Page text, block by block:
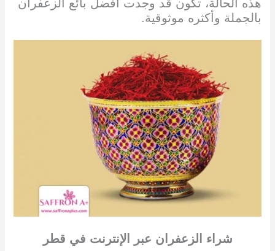
هذه الحالة، تكون قد وجدت أفضل بائع الزعفران
بالجملة وأكثره موثوقية.
شراء الزعفران عبر الإنترنت في قطر